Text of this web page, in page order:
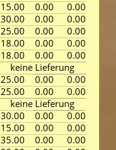
15.00 0.00
0.00
30.00 0.00
0.00
25.00 0.00
0.00
18.00 0.00
0.00
18.00 0.00
0.00
keine Lieferung
25.00 0.00
0.00
25.00 0.00
0.00
keine Lieferung
30.00 0.00
0.00
15.00 0.00
0.00
35.00 0.00
0.00